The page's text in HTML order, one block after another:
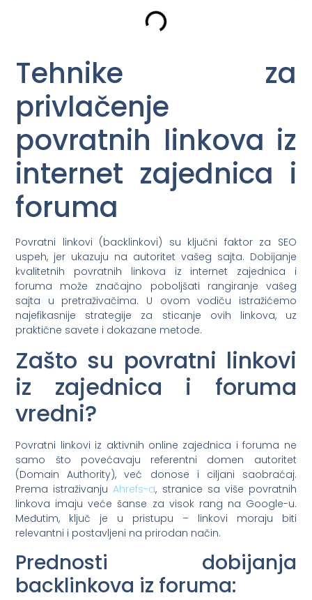
Tehnike za
privlačenje
povratnih linkova iz
internet zajednica i
foruma
Povratni linkovi (backlinkovi) su ključni faktor za SEO
uspeh, jer ukazuju na autoritet vašeg sajta. Dobijanje
kvalitetnih povratnih linkova iz internet zajednica i
foruma može značajno poboljšati rangiranje vašeg
sajta u pretraživačima. U ovom vodiču istražićemo
najefikasnije strategije za sticanje ovih linkova, uz
praktične savete i dokazane metode.
Zašto su povratni linkovi
iz zajednica i foruma
vredni?
Povratni linkovi iz aktivnih online zajednica i foruma ne
samo što povećavaju referentni domen autoritet
(Domain Authority), već donose i ciljani saobraćaj.
Prema istraživanjuAhrefs-a, stranice sa više povratnih
linkova imaju veće šanse za visok rang na Google-u.
Međutim, ključ je u pristupu – linkovi moraju biti
relevantni i postavljeni na prirodan način.
Prednosti dobijanja
backlinkova iz foruma: